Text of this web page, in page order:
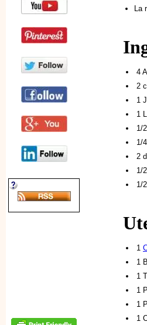
La
4
2
1
1
1/
1/
2
1/
1/
1
1
1
1
1
1